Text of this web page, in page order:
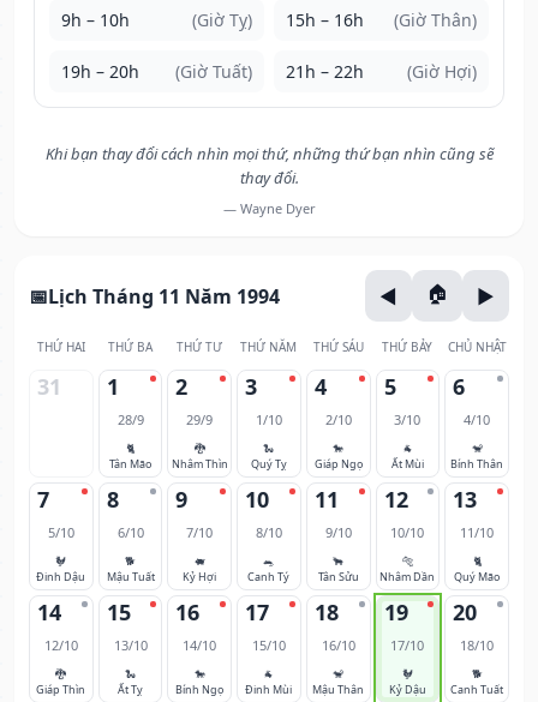
9h – 10h (Giờ Tỵ) 15h – 16h (Giờ Thân)
19h – 20h (Giờ Tuất) 21h – 22h (Giờ Hợi)
Khi bạn thay đổi cách nhìn mọi thứ, những thứ bạn nhìn cũng sẽ
thay đổi.
— Wayne Dyer
Lịch Tháng 11 Năm 1994
THỨ HAI THỨ BA THỨ TƯ THỨ NĂM THỨ SÁU THỨ BẢY CHỦ NHẬT
31 1
28/9
🐈
Tân Mão
2
29/9
🐉
Nhâm Thìn
3
1/10
🐍
Quý Tỵ
4
2/10
🐎
Giáp Ngọ
5
3/10
🐐
Ất Mùi
6
4/10
🐒
Bính Thân
7
5/10
🐓
Đinh Dậu
8
6/10
🐕
Mậu Tuất
9
7/10
🐖
Kỷ Hợi
10
8/10
🐀
Canh Tý
11
9/10
🐂
Tân Sửu
12
10/10
🐅
Nhâm Dần
13
11/10
🐈
Quý Mão
14
12/10
🐉
Giáp Thìn
15
13/10
🐍
Ất Tỵ
16
14/10
🐎
Bính Ngọ
17
15/10
🐐
Đinh Mùi
18
16/10
🐒
Mậu Thân
19
17/10
🐓
Kỷ Dậu
20
18/10
🐕
Canh Tuất